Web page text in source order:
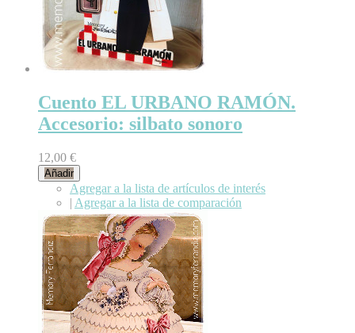
Cuento EL URBANO RAMÓN.
Accesorio: silbato sonoro
12,00 €
Añadir
Agregar a la lista de artículos de interés
| Agregar a la lista de comparación